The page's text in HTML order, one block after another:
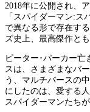
2018年に公開され、
「スパイダーマン:
で異なる形で存在す
ズ史上、最高傑作と
ピーター･パーカー
スは、さまざまなバ
う、マルチバースの
にしたのは、愛する
スパイダーマンたち